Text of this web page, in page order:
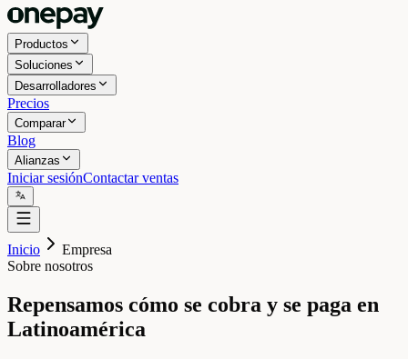
Productos
Soluciones
Desarrolladores
Precios
Comparar
Blog
Alianzas
Iniciar sesiónContactar ventas
Inicio
Empresa
Sobre nosotros
Repensamos cómo se cobra y se paga en
Latinoamérica